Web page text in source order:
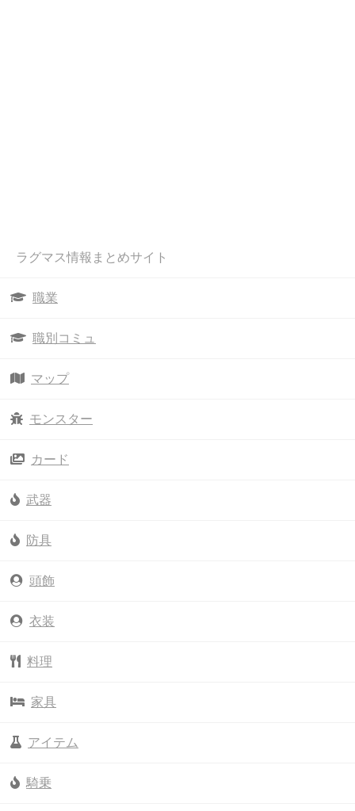
ラグマス情報まとめサイト
職業
職別コミュ
マップ
モンスター
カード
武器
防具
頭飾
衣装
料理
家具
アイテム
騎乗